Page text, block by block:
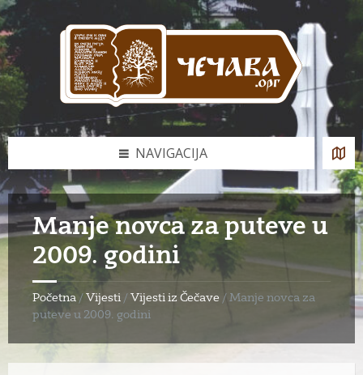
Skip
to
content
Skip
to
left
sidebar
Skip
to
footer
NAVIGACIJA
Manje novca za puteve u
2009. godini
Početna / Vijesti / Vijesti iz Čečave / Manje novca za
puteve u 2009. godini